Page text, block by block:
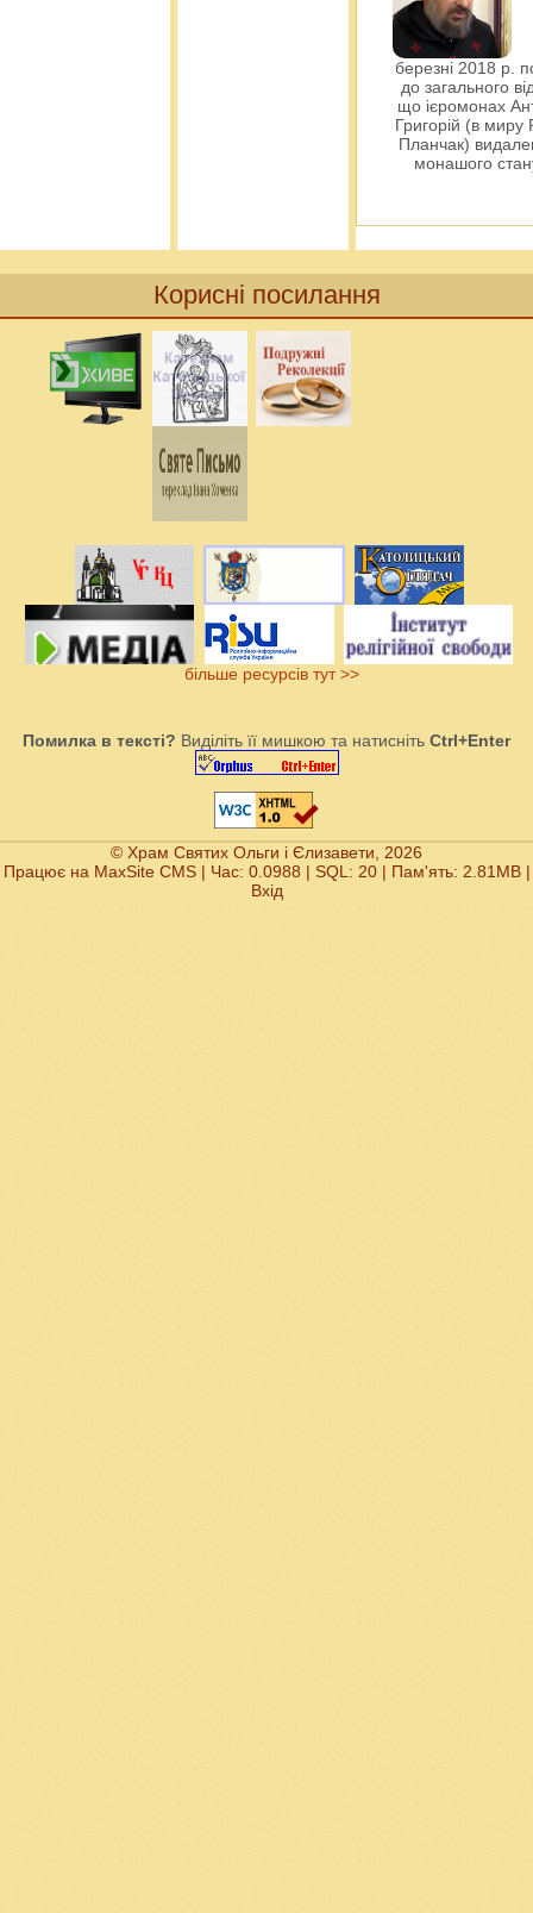
березні 2018 р.
до загального
що ієромонах
Григорій (в миру
Планчак)
монашого
Корисні посилання
більше ресурсів тут >>
Помилка в тексті? Виділіть її мишкою та натисніть Ctrl+Enter
© Храм Святих Ольги і Єлизавети, 2026
Працює на MaxSite CMS| Час: 0.0988 | SQL: 20 | Пам'ять: 2.81MB|
Вхід